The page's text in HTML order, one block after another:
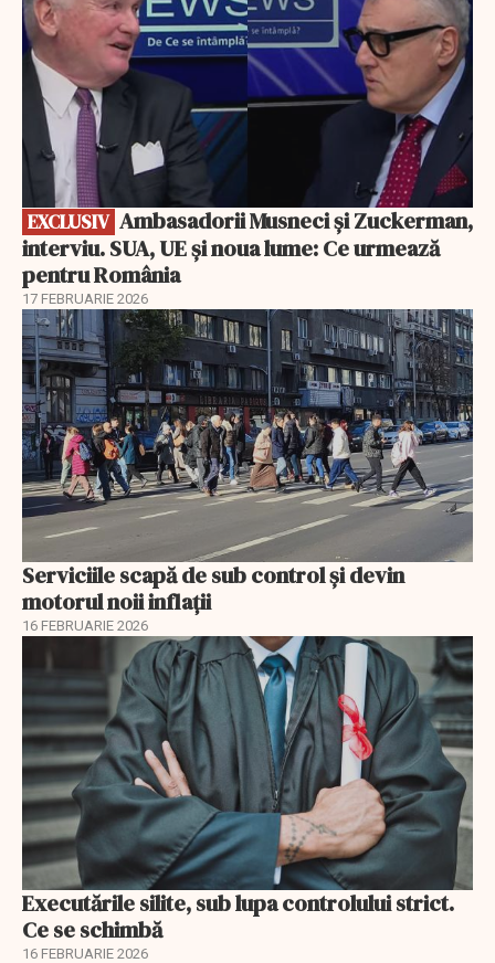
EXCLUSIV
interviu. SUA, UE și noua lume: Ce urmează
pentru România
17 FEBRUARIE 2026
Serviciile scapă de sub control și devin
motorul noii inflații
16 FEBRUARIE 2026
Executările silite, sub lupa controlului strict.
Ce se schimbă
16 FEBRUARIE 2026